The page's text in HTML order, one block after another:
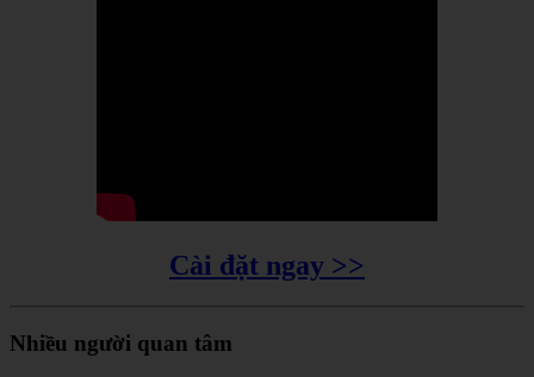
Cài đặt ngay >>
Nhiều người quan tâm